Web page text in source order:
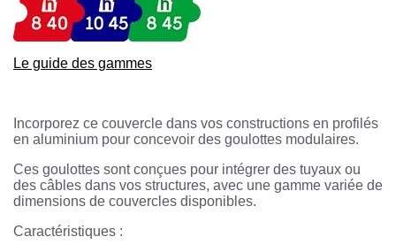
Le guide des gammes
Incorporez ce couvercle dans vos constructions en profilés
en aluminium pour concevoir des goulottes modulaires.
Ces goulottes sont conçues pour intégrer des tuyaux ou
des câbles dans vos structures, avec une gamme variée de
dimensions de couvercles disponibles.
Caractéristiques :